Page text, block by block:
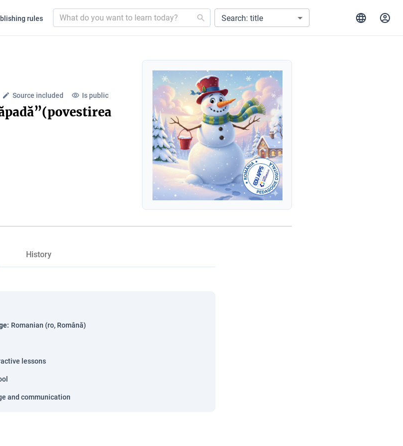
rules Search: title
Source included Is public
History
: Romanian (ro, Română)
lessons
and communication